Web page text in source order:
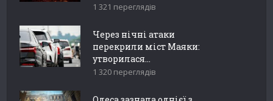
1 321 переглядів
Через нічні атаки
перекрили міст Маяки:
утворилася...
1 320 переглядів